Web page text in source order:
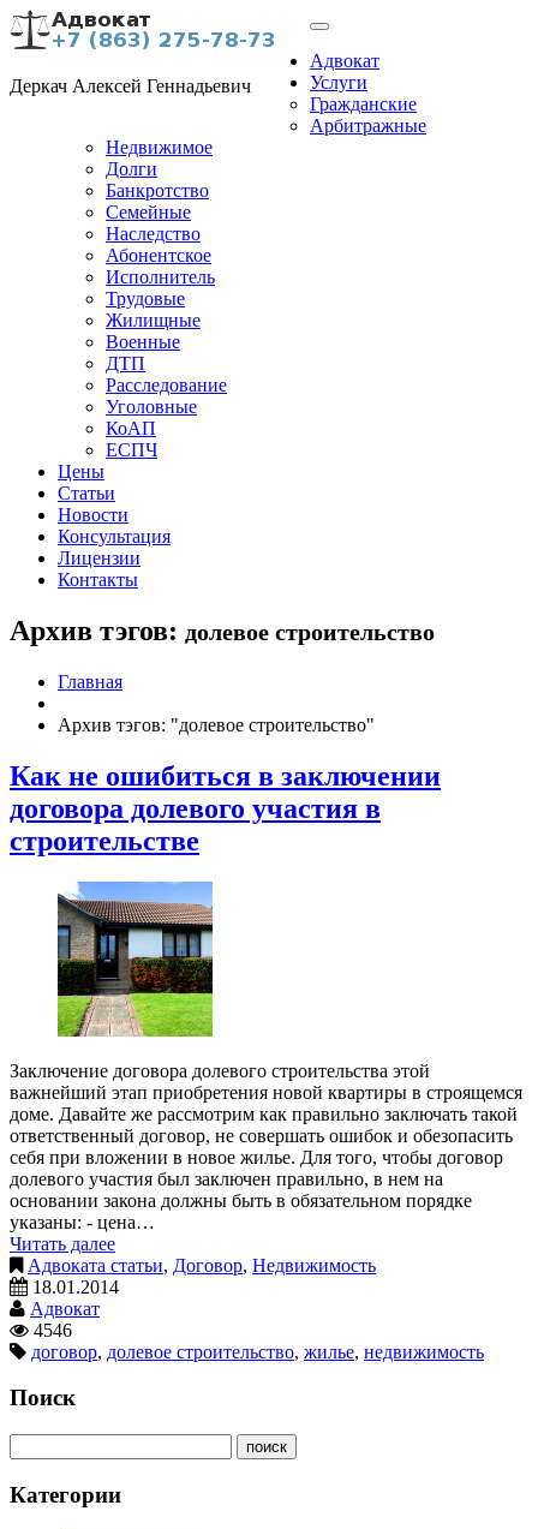
Деркач Алексей Геннадьевич
Адвокат
Услуги
Гражданские
Арбитражные
Недвижимое
Долги
Банкротство
Семейные
Наследство
Абонентское
Исполнитель
Трудовые
Жилищные
Военные
ДТП
Расследование
Уголовные
КоАП
ЕСПЧ
Цены
Статьи
Новости
Консультация
Лицензии
Контакты
Архив тэгов: долевое строительство
Главная
Архив тэгов: "долевое строительство"
Как не ошибиться в заключении
договора долевого участия в
строительстве
Заключение договора долевого строительства этой
важнейший этап приобретения новой квартиры в строящемся
доме. Давайте же рассмотрим как правильно заключать такой
ответственный договор, не совершать ошибок и обезопасить
себя при вложении в новое жилье. Для того, чтобы договор
долевого участия был заключен правильно, в нем на
основании закона должны быть в обязательном порядке
указаны: - цена…
Читать далее
Адвоката статьи, Договор, Недвижимость
18.01.2014
Адвокат
4546
договор, долевое строительство, жилье, недвижимость
Поиск
Категории